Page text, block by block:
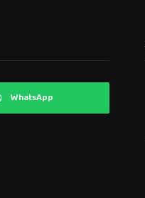
WhatsApp